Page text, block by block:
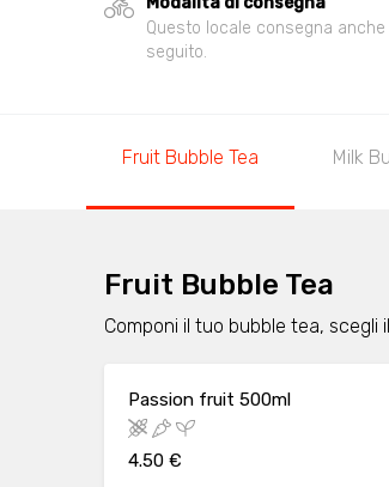
Questo locale consegna
seguito.
Fruit Bubble Tea Milk
Fruit Bubble Tea
Componi il tuo bubble tea,
Passion fruit 500ml
4.50 €